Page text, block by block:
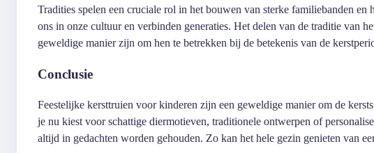
Tradities spelen een cruciale rol in het bouwen van sterke familiebanden
ons in onze cultuur en verbinden generaties. Het delen van de traditie van
geweldige manier zijn om hen te betrekken bij de betekenis van de
Conclusie
Feestelijke kersttruien voor kinderen zijn een geweldige manier om de
je nu kiest voor schattige diermotieven, traditionele ontwerpen of
altijd in gedachten worden gehouden. Zo kan het hele gezin genieten van